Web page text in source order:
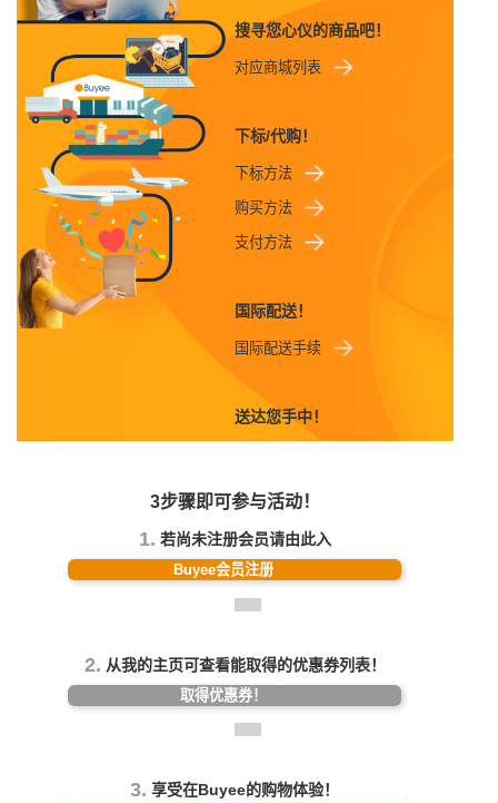
搜寻您心仪的商品吧！
对应商城列表
下标/代购！
下标方法
购买方法
支付方法
国际配送！
国际配送手续
送达您手中！
3步骤即可参与活动！
1. 若尚未注册会员请由此入
Buyee会员注册
2. 从我的主页可查看能取得的优惠券列表！
取得优惠券！
3. 享受在Buyee的购物体验！